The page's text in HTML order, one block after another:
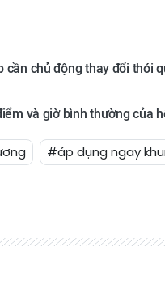
cần chủ động thay đổi
và giờ bình thường của
#áp dụng ngay